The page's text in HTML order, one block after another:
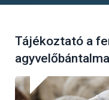
Tájékoztató a